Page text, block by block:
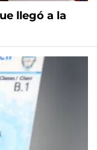
llegó a la